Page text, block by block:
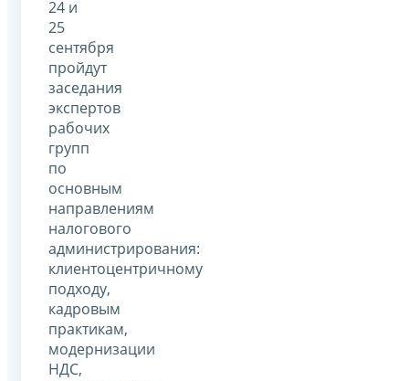
24 и
25
сентября
пройдут
заседания
экспертов
рабочих
групп
по
основным
направлениям
налогового
администрирования:
клиентоцентричному
подходу,
кадровым
практикам,
модернизации
НДС,